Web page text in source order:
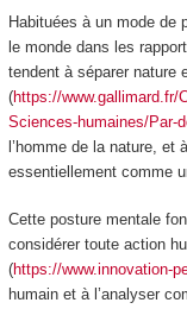
Habituées à un mode de
le monde dans les
tendent à séparer nature
(https://www.gallimard.fr/
Sciences-humaines/Par-
l’homme de la nature, et
essentiellement comme
Cette posture mentale
considérer toute action
(https://www.innovation-
humain et à l’analyser